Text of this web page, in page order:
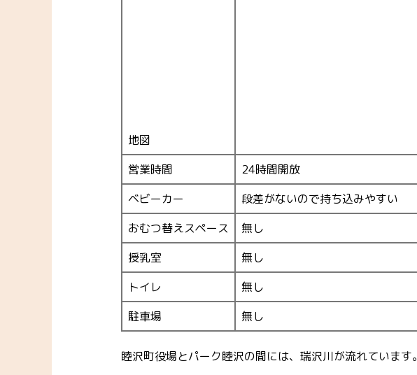
地図
営業時間
24時間開放
ベビーカー
段差がないので持ち込みやすい
おむつ替えスペース
無し
授乳室
無し
トイレ
無し
駐車場
無し
睦沢町役場とパーク睦沢の間には、瑞沢川が流れています。